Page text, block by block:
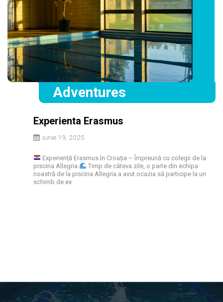
Adventures
Experienta Erasmus
iunie 19, 2025
Experiență Erasmus în Croația – Împreună cu colegii de la
piscina Allegria
Timp de câteva zile, o parte din echipa
noastră de la piscina Allegria a avut ocazia să participe la un
schimb de ex